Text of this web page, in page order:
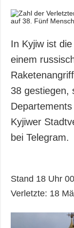
Wirtschaft
Gesellschaft
Kultur
Sport
Kriminalität
Notstand und
Notfälle
ZUSÄTZLICH
Fotos
Video
In Kyjiw ist
einem
38 gestiegen,
Kyjiwer
bei Telegram.
Stand 18 Uhr
Verletzte: 18